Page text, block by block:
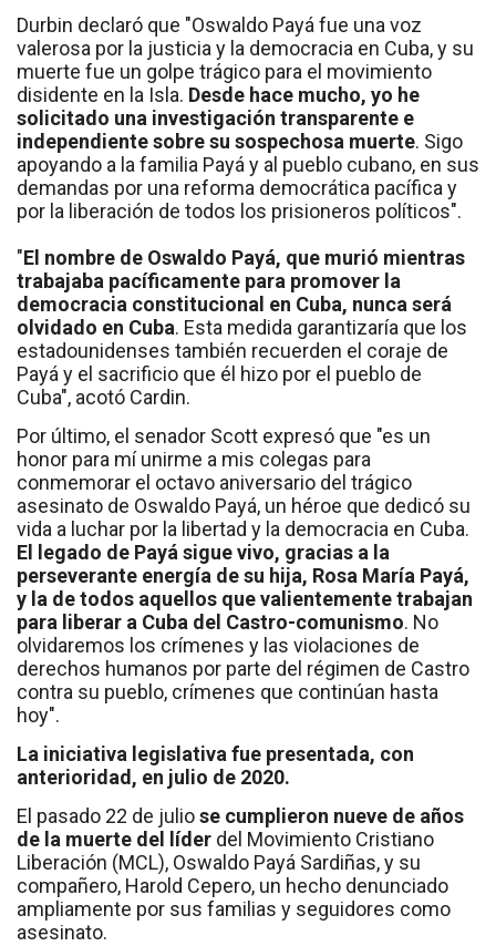
Durbin declaró que "Oswaldo Payá fue una voz
valerosa por la justicia y la democracia en Cuba, y su
muerte fue un golpe trágico para el movimiento
disidente en la Isla. Desde hace mucho, yo he
solicitado una investigación transparente e
independiente sobre su sospechosa muerte. Sigo
apoyando a la familia Payá y al pueblo cubano, en sus
demandas por una reforma democrática pacífica y
por la liberación de todos los prisioneros políticos".
"El nombre de Oswaldo Payá, que murió mientras
trabajaba pacíficamente para promover la
democracia constitucional en Cuba, nunca será
olvidado en Cuba. Esta medida garantizaría que los
estadounidenses también recuerden el coraje de
Payá y el sacrificio que él hizo por el pueblo de
Cuba", acotó Cardin.
Por último, el senador Scott expresó que "es un
honor para mí unirme a mis colegas para
conmemorar el octavo aniversario del trágico
asesinato de Oswaldo Payá, un héroe que dedicó su
vida a luchar por la libertad y la democracia en Cuba.
El legado de Payá sigue vivo, gracias a la
perseverante energía de su hija, Rosa María Payá,
y la de todos aquellos que valientemente trabajan
para liberar a Cuba del Castro-comunismo. No
olvidaremos los crímenes y las violaciones de
derechos humanos por parte del régimen de Castro
contra su pueblo, crímenes que continúan hasta
hoy".
La iniciativa legislativa fue presentada, con
anterioridad, en julio de 2020.
El pasado 22 de juliose cumplieron nueve de años
de la muerte del líder del Movimiento Cristiano
Liberación (MCL), Oswaldo Payá Sardiñas, y su
compañero, Harold Cepero, un hecho denunciado
ampliamente por sus familias y seguidores como
asesinato.